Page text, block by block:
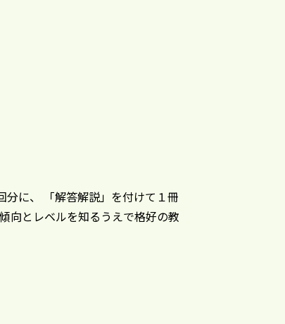
に、 「解答解説」を付けて１冊
向とレベルを知るうえで格好の教